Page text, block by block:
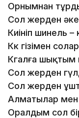
Орнымнан
Сол жерден
Киініп шинель –
Көк өгізімен
Көгалға шықтым
Сол жерден
Сол жерден
Алматылар
Оралдым сол